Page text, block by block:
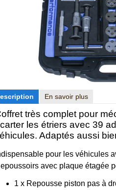
En savoir plus
très complet pour
les étriers avec 39
Adaptés aussi
pour les véhicules
avec plaque étagée
1 x Repousse piston pas à